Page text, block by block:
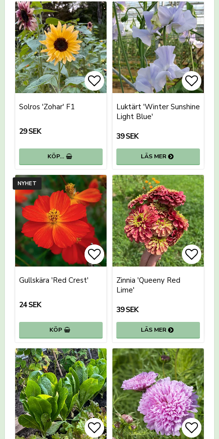
Lägg till i favoritlistan
Lägg till i favoritlistan
Solros 'Zohar' F1
29 SEK
KÖP…
Luktärt 'Winter Sunshine
Light Blue'
39 SEK
LÄS MER
NYHET
Lägg till i favoritlistan
Lägg till i favoritlistan
Gullskära 'Red Crest'
24 SEK
KÖP
Zinnia 'Queeny Red
Lime'
39 SEK
LÄS MER